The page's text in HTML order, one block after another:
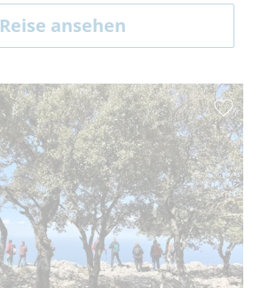
Reise ansehen